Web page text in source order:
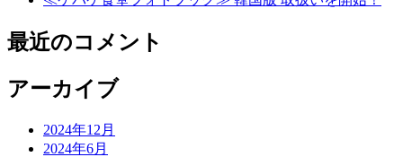
最近のコメント
アーカイブ
2024年12月
2024年6月